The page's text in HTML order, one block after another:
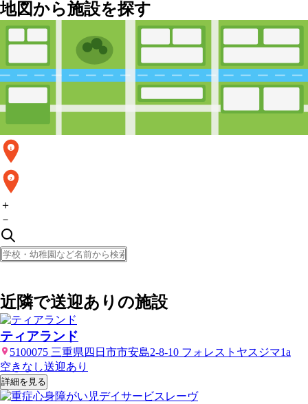
地図から施設を探す
1
2
＋
－
近隣で送迎ありの施設
ティアランド
5100075 三重県四日市市安島2-8-10 フォレストヤスジマ1a
空きなし送迎あり
詳細を見る